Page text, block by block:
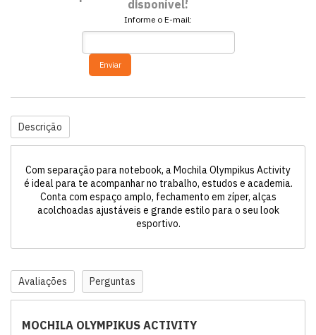
disponível:
Informe o E-mail:
Enviar
Descrição
Com separação para notebook, a Mochila Olympikus Activity
é ideal para te acompanhar no trabalho, estudos e academia.
Conta com espaço amplo, fechamento em zíper, alças
acolchoadas ajustáveis e grande estilo para o seu look
esportivo.
Avaliações Perguntas
MOCHILA OLYMPIKUS ACTIVITY